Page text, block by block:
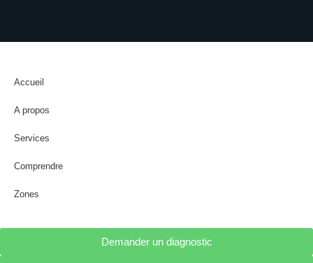
Accueil
A propos
Services
Comprendre
Zones
Demander un diagnostic